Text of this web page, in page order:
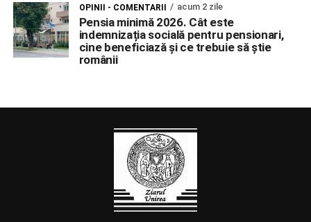
OPINII - COMENTARII acum 2 zile
Pensia minimă 2026. Cât este
indemnizația socială pentru pensionari,
cine beneficiază și ce trebuie să știe
românii